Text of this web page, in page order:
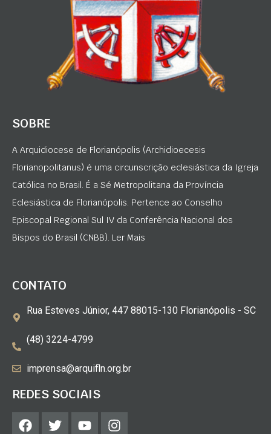
SOBRE
A Arquidiocese de Florianópolis (Archidioecesis
Florianopolitanus) é uma circunscrição eclesiástica da Igreja
Católica no Brasil. É a Sé Metropolitana da Província
Eclesiástica de Florianópolis. Pertence ao Conselho
Episcopal Regional Sul IV da Conferência Nacional dos
Bispos do Brasil (CNBB). Ler Mais
CONTATO
Rua Esteves Júnior, 447 88015-130 Florianópolis - SC
(48) 3224-4799
imprensa@arquifln.org.br
REDES SOCIAIS